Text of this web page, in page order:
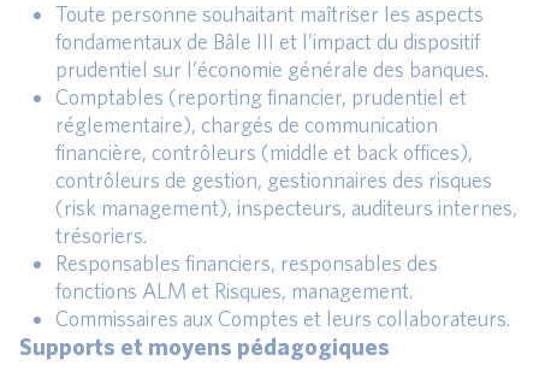
Toute personne souhaitant maîtriser les aspects
fondamentaux de Bâle III et l’impact du dispositif
prudentiel sur l’économie générale des banques.
Comptables (reporting financier, prudentiel et
réglementaire), chargés de communication
financière, contrôleurs (middle et back offices),
contrôleurs de gestion, gestionnaires des risques
(risk management), inspecteurs, auditeurs internes,
trésoriers.
Responsables financiers, responsables des
fonctions ALM et Risques, management.
Commissaires aux Comptes et leurs collaborateurs.
Supports et moyens pédagogiques